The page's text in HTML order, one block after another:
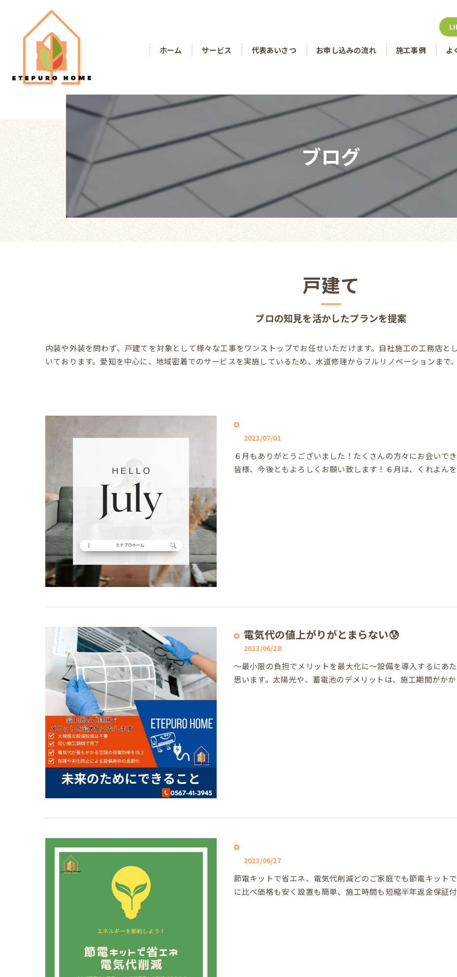
ホーム サービス 代表あいさつ お申し込みの流れ 施工事例 よ
ブログ
戸建て
プロの知見を活かしたプランを提案
内装や外装を問わず、戸建てを対象として様々な工事をワンストップでお任せいただけます。自社施工の工務店と
いております。愛知を中心に、地域密着でのサービスを実施しているため、水道修理からフルリノベーションまで
2023/07/01
６月もありがとうございました！たくさんの方々にお会いで
皆様、今後ともよろしくお願い致します！６月は、くれよん
電気代の値上がりがとまらない😰
2023/06/28
～最小限の負担でメリットを最大化に～設備を導入するにあ
思います。太陽光や、蓄電池のデメリットは、施工期間がか
2023/06/27
節電キットで省エネ、電気代削減どのご家庭でも節電キット
に比べ価格も安く設置も簡単、施工時間も短縮半年返金保証